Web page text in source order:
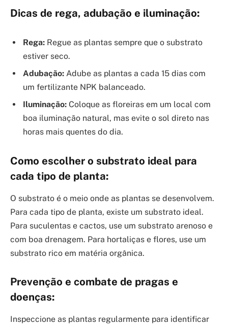
Dicas de rega, adubação e iluminação:
Rega: Regue as plantas sempre que o substrato
estiver seco.
Adubação: Adube as plantas a cada 15 dias com
um fertilizante NPK balanceado.
Iluminação: Coloque as floreiras em um local com
boa iluminação natural, mas evite o sol direto nas
horas mais quentes do dia.
Como escolher o substrato ideal para
cada tipo de planta:
O substrato é o meio onde as plantas se desenvolvem.
Para cada tipo de planta, existe um substrato ideal.
Para suculentas e cactos, use um substrato arenoso e
com boa drenagem. Para hortaliças e flores, use um
substrato rico em matéria orgânica.
Prevenção e combate de pragas e
doenças:
Inspeccione as plantas regularmente para identificar